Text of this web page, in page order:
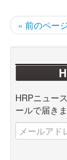
« 前のペー
HRPニュー
ールで届きま